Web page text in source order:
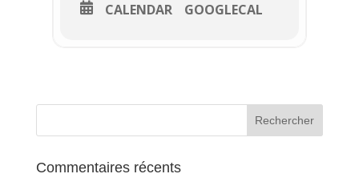
CALENDAR GOOGLECAL
Commentaires récents